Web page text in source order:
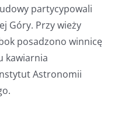
partycypowali
Góry. Przy wieży
posadzono winnicę
kawiarnia
Astronomii